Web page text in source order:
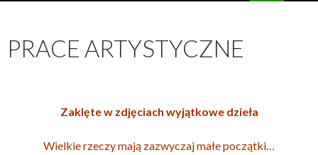
PRACE ARTYSTYCZNE
Zaklęte w zdjęciach wyjątkowe dzieła
Wielkie rzeczy mają zazwyczaj małe początki…